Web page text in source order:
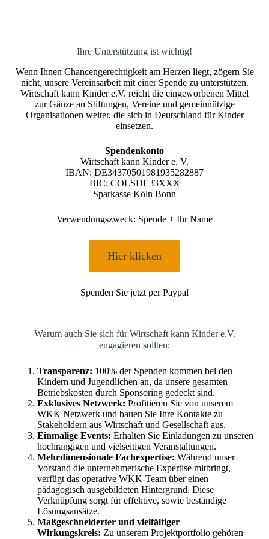
Ihre Unterstützung ist wichtig!
Wenn Ihnen Chancengerechtigkeit am Herzen liegt, zögern Sie
nicht, unsere Vereinsarbeit mit einer Spende zu unterstützen.
Wirtschaft kann Kinder e.V. reicht die eingeworbenen Mittel
zur Gänze an Stiftungen, Vereine und gemeinnützige
Organisationen weiter, die sich in Deutschland für Kinder
einsetzen.
Spendenkonto
Wirtschaft kann Kinder e. V.
IBAN: DE34370501981935282887
BIC: COLSDE33XXX
Sparkasse Köln Bonn
Verwendungszweck: Spende + Ihr Name
Hier klicken
Spenden Sie jetzt per Paypal
Warum auch Sie sich für Wirtschaft kann Kinder e.V.
engagieren sollten:
Transparenz: 100% der Spenden kommen bei den
Kindern und Jugendlichen an, da unsere gesamten
Betriebskosten durch Sponsoring gedeckt sind.
Exklusives Netzwerk: Profitieren Sie von unserem
WKK Netzwerk und bauen Sie Ihre Kontakte zu
Stakeholdern aus Wirtschaft und Gesellschaft aus.
Einmalige Events:Erhalten Sie Einladungen zu unseren
hochrangigen und vielseitigen Veranstaltungen.
Mehrdimensionale Fachexpertise: Während unser
Vorstand die unternehmerische Expertise mitbringt,
verfügt das operative WKK-Team über einen
pädagogisch ausgebildeten Hintergrund. Diese
Verknüpfung sorgt für effektive, sowie beständige
Lösungsansätze.
Maßgeschneiderter und vielfältiger
Wirkungskreis: Zu unserem Projektportfolio gehören